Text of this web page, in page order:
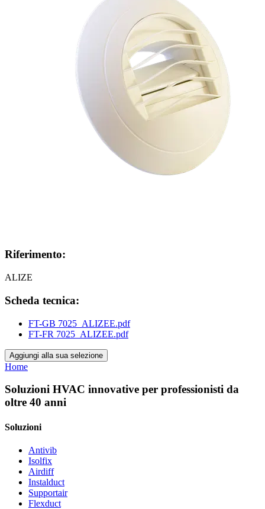
Riferimento:
ALIZE
Scheda tecnica:
FT-GB 7025_ALIZEE.pdf
FT-FR 7025_ALIZEE.pdf
Aggiungi alla sua selezione
Home
Soluzioni HVAC innovative per professionisti da
oltre 40 anni
Soluzioni
Antivib
Isolfix
Airdiff
Instalduct
Supportair
Flexduct